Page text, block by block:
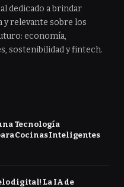
dedicado a brindar
y relevante sobre los
economía,
sostenibilidad y fintech.
Tecnología
Cocinas Inteligentes
digital! La IA de